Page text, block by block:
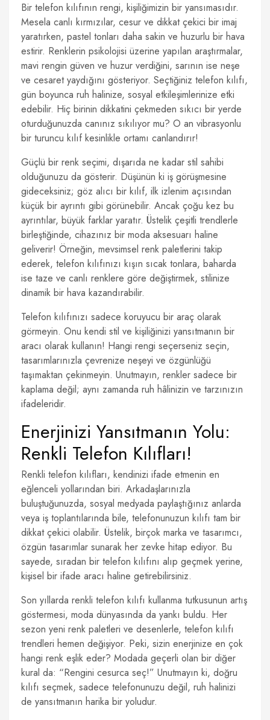
Bir telefon kılıfının rengi, kişiliğimizin bir yansımasıdır.
Mesela canlı kırmızılar, cesur ve dikkat çekici bir imaj
yaratırken, pastel tonları daha sakin ve huzurlu bir hava
estirir. Renklerin psikolojisi üzerine yapılan araştırmalar,
mavi rengin güven ve huzur verdiğini, sarının ise neşe
ve cesaret yaydığını gösteriyor. Seçtiğiniz telefon kılıfı,
gün boyunca ruh halinize, sosyal etkileşimlerinize etki
edebilir. Hiç birinin dikkatini çekmeden sıkıcı bir yerde
oturduğunuzda canınız sıkılıyor mu? O an vibrasyonlu
bir turuncu kılıf kesinlikle ortamı canlandırır!
Güçlü bir renk seçimi, dışarıda ne kadar stil sahibi
olduğunuzu da gösterir. Düşünün ki iş görüşmesine
gideceksiniz; göz alıcı bir kılıf, ilk izlenim açısından
küçük bir ayrıntı gibi görünebilir. Ancak çoğu kez bu
ayrıntılar, büyük farklar yaratır. Üstelik çeşitli trendlerle
birleştiğinde, cihazınız bir moda aksesuarı haline
geliverir! Örneğin, mevsimsel renk paletlerini takip
ederek, telefon kılıfınızı kışın sıcak tonlara, baharda
ise taze ve canlı renklere göre değiştirmek, stilinize
dinamik bir hava kazandırabilir.
Telefon kılıfınızı sadece koruyucu bir araç olarak
görmeyin. Onu kendi stil ve kişiliğinizi yansıtmanın bir
aracı olarak kullanın! Hangi rengi seçerseniz seçin,
tasarımlarınızla çevrenize neşeyi ve özgünlüğü
taşımaktan çekinmeyin. Unutmayın, renkler sadece bir
kaplama değil; aynı zamanda ruh hâlinizin ve tarzınızın
ifadeleridir.
Enerjinizi Yansıtmanın Yolu:
Renkli Telefon Kılıfları!
Renkli telefon kılıfları, kendinizi ifade etmenin en
eğlenceli yollarından biri. Arkadaşlarınızla
buluştuğunuzda, sosyal medyada paylaştığınız anlarda
veya iş toplantılarında bile, telefonunuzun kılıfı tam bir
dikkat çekici olabilir. Üstelik, birçok marka ve tasarımcı,
özgün tasarımlar sunarak her zevke hitap ediyor. Bu
sayede, sıradan bir telefon kılıfını alıp geçmek yerine,
kişisel bir ifade aracı haline getirebilirsiniz.
Son yıllarda renkli telefon kılıfı kullanma tutkusunun artış
göstermesi, moda dünyasında da yankı buldu. Her
sezon yeni renk paletleri ve desenlerle, telefon kılıfı
trendleri hemen değişiyor. Peki, sizin enerjinize en çok
hangi renk eşlik eder? Modada geçerli olan bir diğer
kural da: “Rengini cesurca seç!” Unutmayın ki, doğru
kılıfı seçmek, sadece telefonunuzu değil, ruh halinizi
de yansıtmanın harika bir yoludur.